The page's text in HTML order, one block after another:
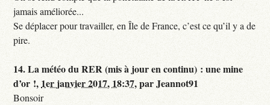
jamais améliorée...
Se déplacer pour travailler, en Île de France, c’est ce qu’il y a de
pire.
14.La météo du RER (mis à jour en continu) : une mine
d’or !, 1er janvier 2017, 18:37,parJeannot91
Bonsoir